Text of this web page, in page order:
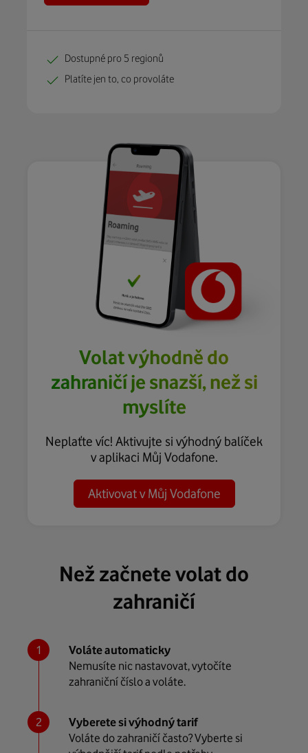
Dostupné pro 5 regionů
Platíte jen to, co provoláte
Volat výhodně do
zahraničí je snazší, než si
myslíte
Neplaťte víc! Aktivujte si výhodný balíček
v aplikaci Můj Vodafone.
Aktivovat v Můj Vodafone
Než začnete volat do
zahraničí
Voláte automaticky
Nemusíte nic nastavovat, vytočíte
zahraniční číslo a voláte.
Vyberete si výhodný tarif
Voláte do zahraničí často? Vyberte si